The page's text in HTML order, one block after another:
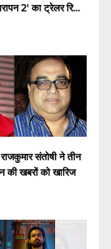
2' का ट्रेलर रि...
संतोषी ने तीन
की खबरों को खारिज